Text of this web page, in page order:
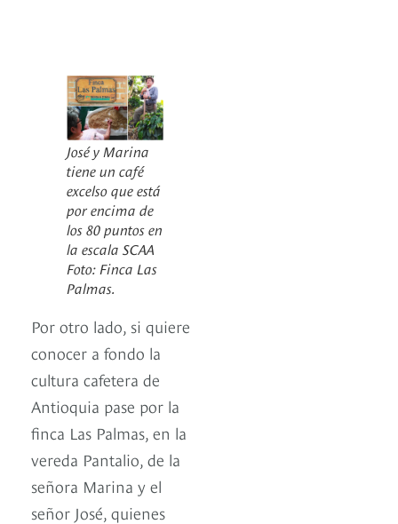
José y Marina
tiene un café
excelso que está
por encima de
los 80 puntos en
la escala SCAA
Foto: Finca Las
Palmas.
Por otro lado, si quiere
conocer a fondo la
cultura cafetera de
Antioquia pase por la
finca Las Palmas, en la
vereda Pantalio, de la
señora Marina y el
señor José, quienes